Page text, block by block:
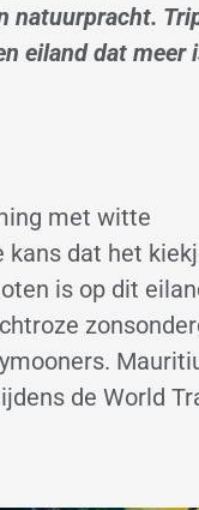
natuurpracht.
eiland dat meer
met witte
dat het
is op dit
de World